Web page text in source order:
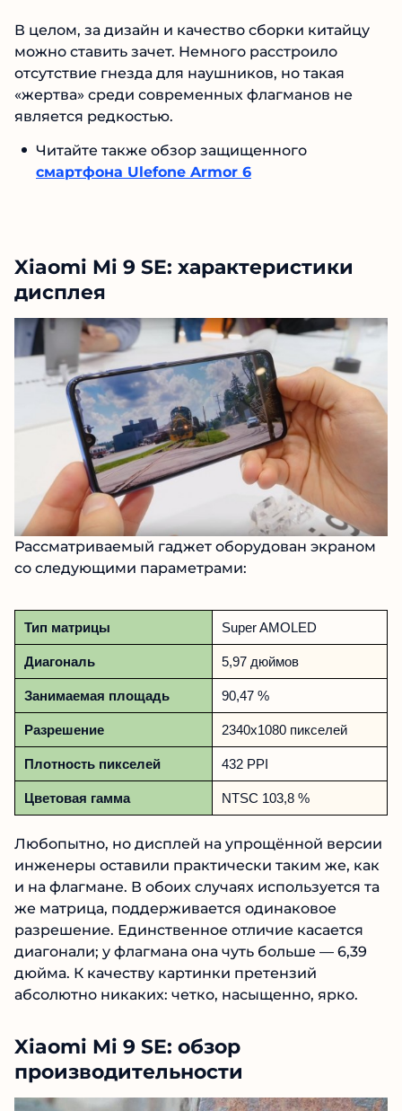
В целом, за дизайн и качество сборки китайцу
можно ставить зачет. Немного расстроило
отсутствие гнезда для наушников, но такая
«жертва» среди современных флагманов не
является редкостью.
Читайте также обзор защищенного
смартфона Ulefone Armor 6
Xiaomi Mi 9 SE: характеристики
дисплея
Рассматриваемый гаджет оборудован экраном
со следующими параметрами:
Тип матрицы Super AMOLED
Диагональ 5,97 дюймов
Занимаемая площадь 90,47 %
Разрешение 2340х1080 пикселей
Плотность пикселей 432 PPI
Цветовая гамма NTSC 103,8 %
Любопытно, но дисплей на упрощённой версии
инженеры оставили практически таким же, как
и на флагмане. В обоих случаях используется та
же матрица, поддерживается одинаковое
разрешение. Единственное отличие касается
диагонали; у флагмана она чуть больше — 6,39
дюйма. К качеству картинки претензий
абсолютно никаких: четко, насыщенно, ярко.
Xiaomi Mi 9 SE: обзор
производительности